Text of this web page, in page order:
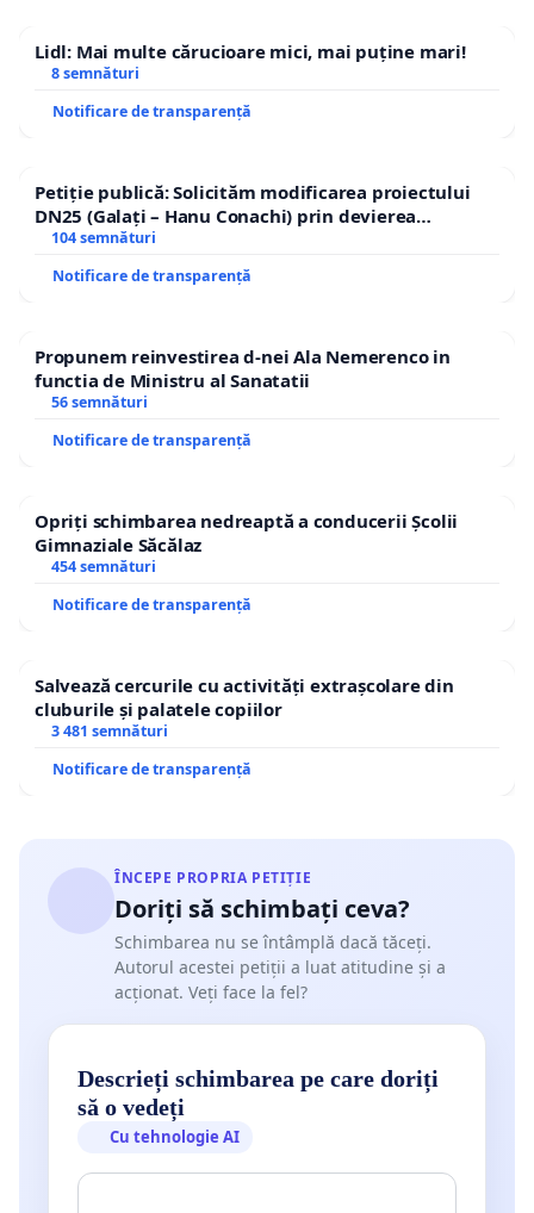
Lidl: Mai multe cărucioare mici, mai puține mari!
8 semnături
Notificare de transparență
Petiție publică: Solicităm modificarea proiectului
DN25 (Galați – Hanu Conachi) prin devierea
traseului în afara localităților!
104 semnături
Notificare de transparență
Propunem reinvestirea d-nei Ala Nemerenco in
functia de Ministru al Sanatatii
56 semnături
Notificare de transparență
Opriți schimbarea nedreaptă a conducerii Școlii
Gimnaziale Săcălaz
454 semnături
Notificare de transparență
Salvează cercurile cu activități extrașcolare din
cluburile și palatele copiilor
3 481 semnături
Notificare de transparență
ÎNCEPE PROPRIA PETIȚIE
Doriți să schimbați ceva?
Schimbarea nu se întâmplă dacă tăceți.
Autorul acestei petiții a luat atitudine și a
acționat. Veți face la fel?
Descrieți schimbarea pe care doriți
să o vedeți
Cu tehnologie AI